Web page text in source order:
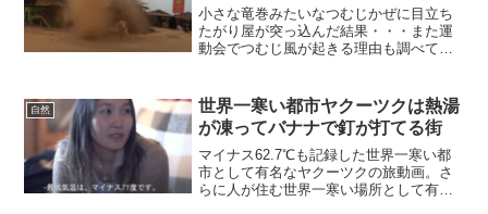
小さな竜巻みたいなつむじかぜに目立ち
たがり屋が突っ込んだ結果・・・また運
動会でつむじ風が起きる理由も調べてみ
自然
世界一寒い都市ヤクーツクは熱湯
が凍ってバナナで釘が打てる街
マイナス62.7℃も記録した世界一寒い都
市として有名なヤクーツクの旅動画。さ
らに人が住む世界一寒い場所として有名